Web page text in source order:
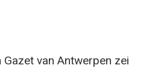
Gazet van Antwerpen zei